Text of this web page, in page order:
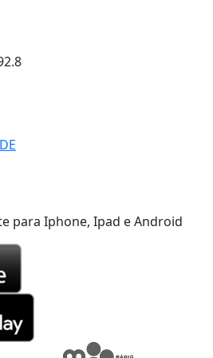
para Iphone, Ipad e Android